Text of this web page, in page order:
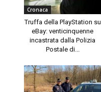
Cronaca
Truffa della PlayStation su
eBay: venticinquenne
incastrata dalla Polizia
Postale di...